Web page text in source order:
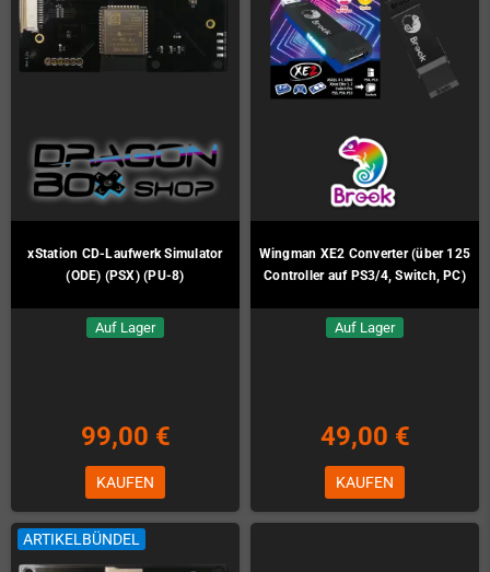
xStation CD-Laufwerk Simulator
(ODE) (PSX) (PU-8)
Auf Lager
99,00 €
KAUFEN
Wingman XE2 Converter (über 125
Controller auf PS3/4, Switch, PC)
Auf Lager
49,00 €
KAUFEN
ARTIKELBÜNDEL